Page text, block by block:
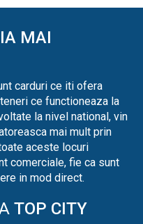
MAI
carduri ce iti ofera
ce functioneaza la
la nivel national, vin
mai mult prin
aceste locuri
comerciale, fie ca sunt
in mod direct.
TOP CITY